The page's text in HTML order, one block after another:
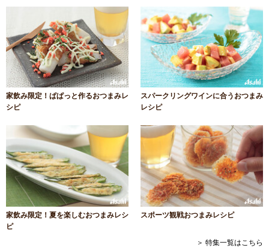
家飲み限定！ぱぱっと作るおつまみレ
シピ
スパークリングワインに合うおつまみ
レシピ
家飲み限定！夏を楽しむおつまみレシ
ピ
スポーツ観戦おつまみレシピ
＞ 特集一覧はこちら